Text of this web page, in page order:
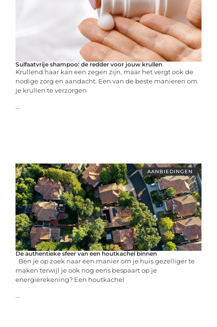
Sulfaatvrije shampoo: de redder voor jouw krullen
Krullend haar kan een zegen zijn, maar het vergt ook de
nodige zorg en aandacht. Een van de beste manieren om
je krullen te verzorgen
...
AANBIEDINGEN
De authentieke sfeer van een houtkachel binnen
Ben je op zoek naar een manier om je huis gezelliger te
maken terwijl je ook nog eens bespaart op je
energierekening? Een houtkachel
...